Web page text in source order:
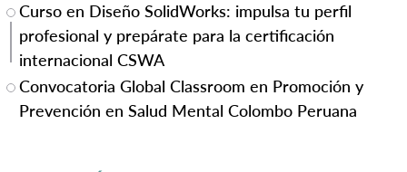
Curso en Diseño SolidWorks: impulsa tu perfil
profesional y prepárate para la certificación
internacional CSWA
Convocatoria Global Classroom en Promoción y
Prevención en Salud Mental Colombo Peruana